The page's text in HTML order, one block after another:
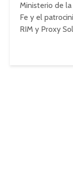
Ministerio de
Fe y el
RIM y Proxy